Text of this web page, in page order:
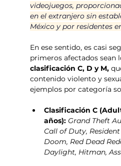
videojuegos,
en el extranjero sin
México y por residentes
En ese sentido, es casi
primeros afectados sean
clasificación C, D y M,
contenido violento y
ejemplos por categoría
Clasificación C
años): Grand Theft
Call of Duty,
Doom, Red Dead
Daylight, Hitman,